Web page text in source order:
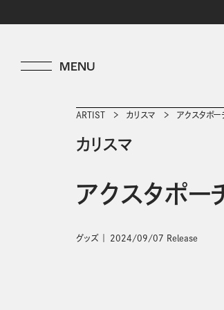
ARTIST カリスマ アクスタポ
カリスマ
アクスタポ
グッズ 2024/09/07 Release